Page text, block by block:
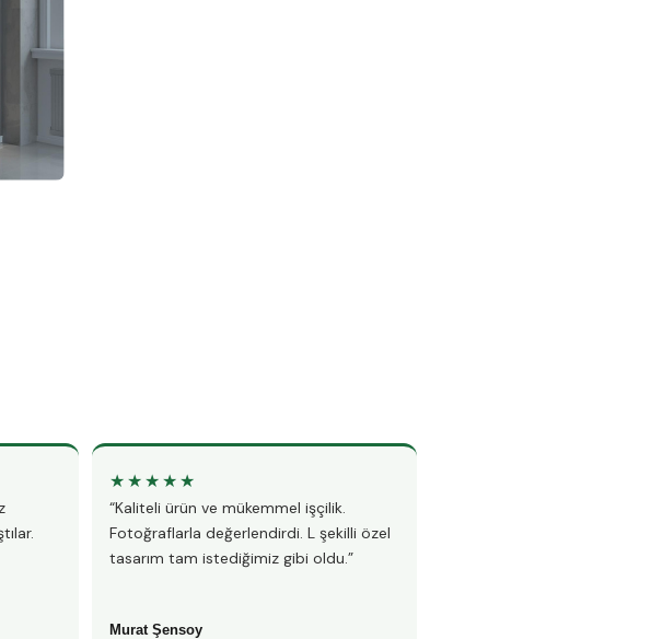
★★★★★
“Kaliteli ürün ve mükemmel işçilik.
Fotoğraflarla değerlendirdi. L şekilli özel
tasarım tam istediğimiz gibi oldu.”
Murat Şensoy